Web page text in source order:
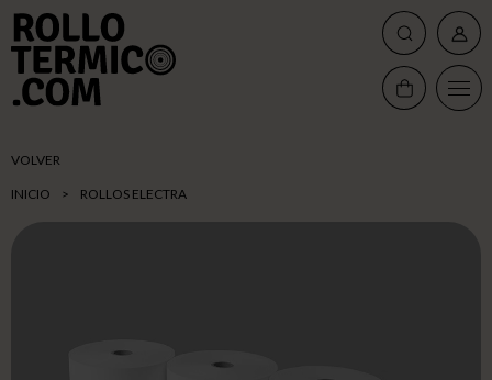
VOLVER
INICIO > ROLLOS ELECTRA